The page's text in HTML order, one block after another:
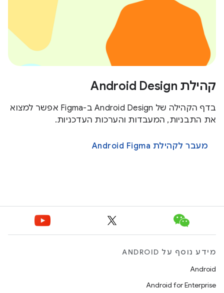
קהילת Android Design
בדף הקהילה של Android Design ב-Figma אפשר למצוא
את התבניות, המעבדות והערכות העדכניות.
מעבר לקהילת Android Figma
מידע נוסף על ANDROID
Android
Android for Enterprise